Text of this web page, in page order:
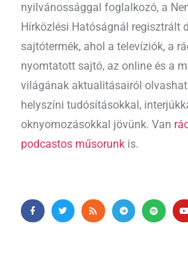
nyilvánossággal foglalkozó, a
Hírközlési Hatóságnál regisztrált
sajtótermék, ahol a televíziók, a
nyomtatott sajtó, az online és a
világának aktualitásairól
helyszíni tudósításokkal,
oknyomozásokkal jövünk. Van
podcastos műsorunk is.